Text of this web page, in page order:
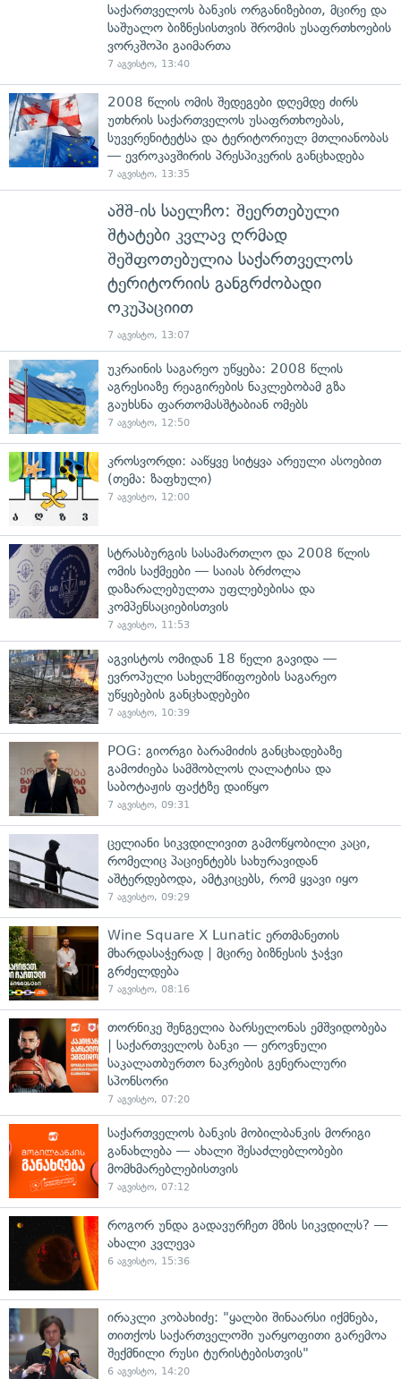
საქართველოს ბანკის ორგანიზებით, მცირე და
საშუალო ბიზნესისთვის შრომის უსაფრთხოების
ვორკშოპი გაიმართა
7 აგვისტო, 13:40
2008 წლის ომის შედეგები დღემდე ძირს
უთხრის საქართველოს უსაფრთხოებას,
სუვერენიტეტსა და ტერიტორიულ მთლიანობას
— ევროკავშირის პრესპიკერის განცხადება
7 აგვისტო, 13:35
აშშ-ის საელჩო: შეერთებული
შტატები კვლავ ღრმად
შეშფოთებულია საქართველოს
ტერიტორიის განგრძობადი
ოკუპაციით
7 აგვისტო, 13:07
უკრაინის საგარეო უწყება: 2008 წლის
აგრესიაზე რეაგირების ნაკლებობამ გზა
გაუხსნა ფართომასშტაბიან ომებს
7 აგვისტო, 12:50
კროსვორდი: ააწყვე სიტყვა არეული ასოებით
(თემა: ზაფხული)
7 აგვისტო, 12:00
სტრასბურგის სასამართლო და 2008 წლის
ომის საქმეები — საიას ბრძოლა
დაზარალებულთა უფლებებისა და
კომპენსაციებისთვის
7 აგვისტო, 11:53
აგვისტოს ომიდან 18 წელი გავიდა —
ევროპული სახელმწიფოების საგარეო
უწყებების განცხადებები
7 აგვისტო, 10:39
POG: გიორგი ბარამიძის განცხადებაზე
გამოძიება სამშობლოს ღალატისა და
საბოტაჟის ფაქტზე დაიწყო
7 აგვისტო, 09:31
ცელიანი სიკვდილივით გამოწყობილი კაცი,
რომელიც პაციენტებს სახურავიდან
აშტერდებოდა, ამტკიცებს, რომ ყვავი იყო
7 აგვისტო, 09:29
Wine Square X Lunatic ერთმანეთის
მხარდასაჭერად | მცირე ბიზნესის ჯაჭვი
გრძელდება
7 აგვისტო, 08:16
თორნიკე შენგელია ბარსელონას ემშვიდობება
| საქართველოს ბანკი — ეროვნული
საკალათბურთო ნაკრების გენერალური
სპონსორი
7 აგვისტო, 07:20
საქართველოს ბანკის მობილბანკის მორიგი
განახლება — ახალი შესაძლებლობები
მომხმარებლებისთვის
7 აგვისტო, 07:12
როგორ უნდა გადავურჩეთ მზის სიკვდილს? —
ახალი კვლევა
6 აგვისტო, 15:36
ირაკლი კობახიძე: "ყალბი შინაარსი იქმნება,
თითქოს საქართველოში უარყოფითი გარემოა
შექმნილი რუსი ტურისტებისთვის"
6 აგვისტო, 14:20